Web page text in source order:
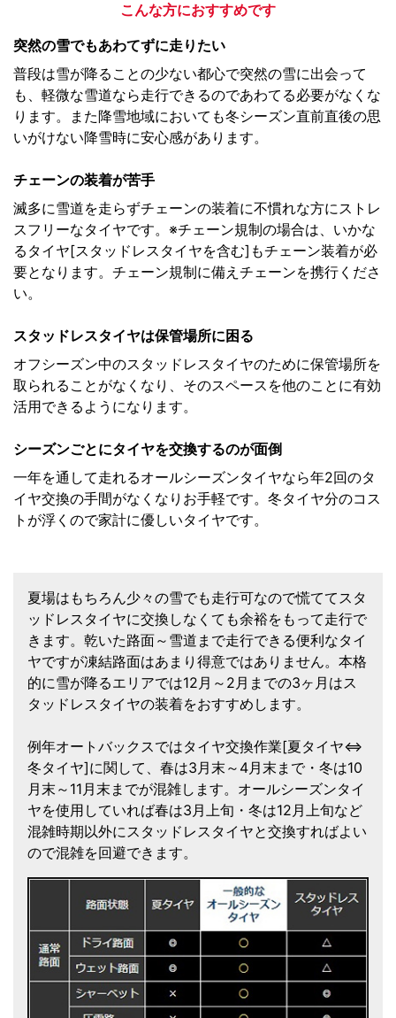
こんな方におすすめです
突然の雪でもあわてずに走りたい
普段は雪が降ることの少ない都心で突然の雪に出会って
も、軽微な雪道なら走行できるのであわてる必要がなくな
ります。また降雪地域においても冬シーズン直前直後の思
いがけない降雪時に安心感があります。
チェーンの装着が苦手
滅多に雪道を走らずチェーンの装着に不慣れな方にストレ
スフリーなタイヤです。※チェーン規制の場合は、いかな
るタイヤ[スタッドレスタイヤを含む]もチェーン装着が必
要となります。チェーン規制に備えチェーンを携行くださ
い。
スタッドレスタイヤは保管場所に困る
オフシーズン中のスタッドレスタイヤのために保管場所を
取られることがなくなり、そのスペースを他のことに有効
活用できるようになります。
シーズンごとにタイヤを交換するのが面倒
一年を通して走れるオールシーズンタイヤなら年2回のタ
イヤ交換の手間がなくなりお手軽です。冬タイヤ分のコス
トが浮くので家計に優しいタイヤです。
夏場はもちろん少々の雪でも走行可なので慌ててスタ
ッドレスタイヤに交換しなくても余裕をもって走行で
きます。乾いた路面～雪道まで走行できる便利なタイ
ヤですが凍結路面はあまり得意ではありません。本格
的に雪が降るエリアでは12月～2月までの3ヶ月はス
タッドレスタイヤの装着をおすすめします。
例年オートバックスではタイヤ交換作業[夏タイヤ⇔
冬タイヤ]に関して、春は3月末～4月末まで・冬は10
月末～11月末までが混雑します。オールシーズンタイ
ヤを使用していれば春は3月上旬・冬は12月上旬など
混雑時期以外にスタッドレスタイヤと交換すればよい
ので混雑を回避できます。